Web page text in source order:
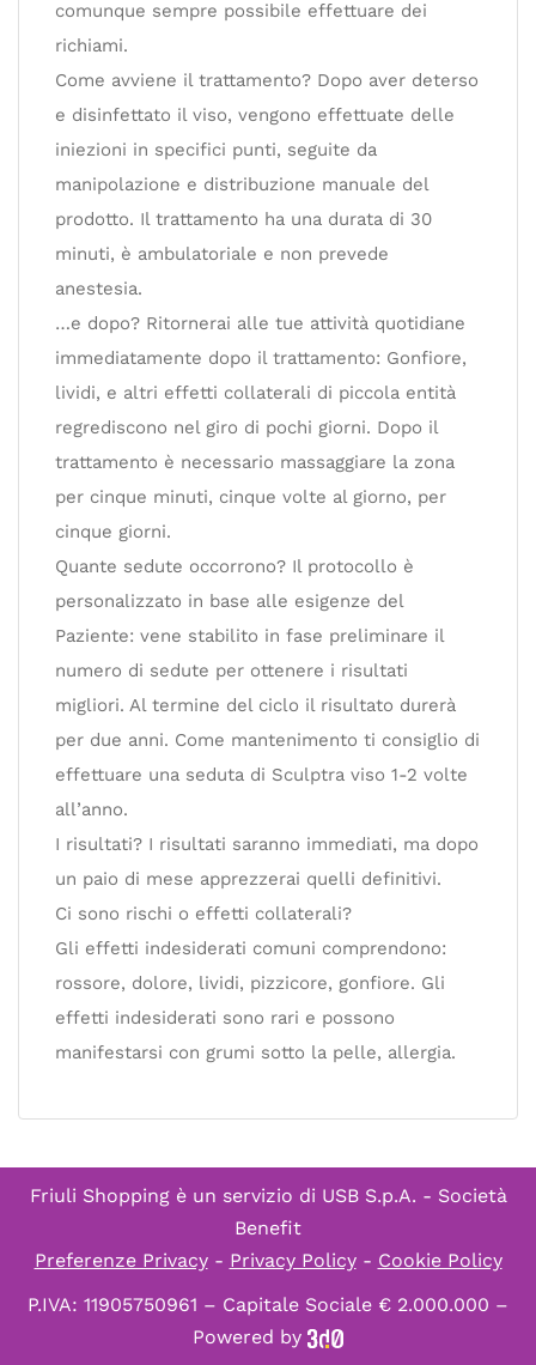
comunque sempre possibile effettuare dei
richiami.
Come avviene il trattamento? Dopo aver deterso
e disinfettato il viso, vengono effettuate delle
iniezioni in specifici punti, seguite da
manipolazione e distribuzione manuale del
prodotto. Il trattamento ha una durata di 30
minuti, è ambulatoriale e non prevede
anestesia.
…e dopo? Ritornerai alle tue attività quotidiane
immediatamente dopo il trattamento: Gonfiore,
lividi, e altri effetti collaterali di piccola entità
regrediscono nel giro di pochi giorni. Dopo il
trattamento è necessario massaggiare la zona
per cinque minuti, cinque volte al giorno, per
cinque giorni.
Quante sedute occorrono? Il protocollo è
personalizzato in base alle esigenze del
Paziente: vene stabilito in fase preliminare il
numero di sedute per ottenere i risultati
migliori. Al termine del ciclo il risultato durerà
per due anni. Come mantenimento ti consiglio di
effettuare una seduta di Sculptra viso 1-2 volte
all’anno.
I risultati? I risultati saranno immediati, ma dopo
un paio di mese apprezzerai quelli definitivi.
Ci sono rischi o effetti collaterali?
Gli effetti indesiderati comuni comprendono:
rossore, dolore, lividi, pizzicore, gonfiore. Gli
effetti indesiderati sono rari e possono
manifestarsi con grumi sotto la pelle, allergia.
Friuli Shopping è un servizio di USB S.p.A. - Società
Benefit
Preferenze Privacy- Privacy Policy- Cookie Policy
P.IVA: 11905750961 – Capitale Sociale € 2.000.000 –
Powered by